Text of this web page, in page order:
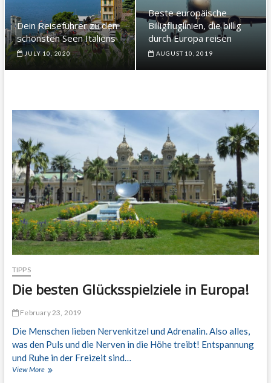
Dein Reiseführer zu den
schönsten Seen Italiens
JULY 10, 2020
Beste europäische
Billigfluglinien, die billig
durch Europa reisen
AUGUST 10, 2019
TIPPS
Die besten Glücksspielziele in Europa!
February 23, 2019
Die Menschen lieben Nervenkitzel und Adrenalin. Also alles,
was den Puls und die Nerven in die Höhe treibt! Entspannung
und Ruhe in der Freizeit sind…
View MoreD